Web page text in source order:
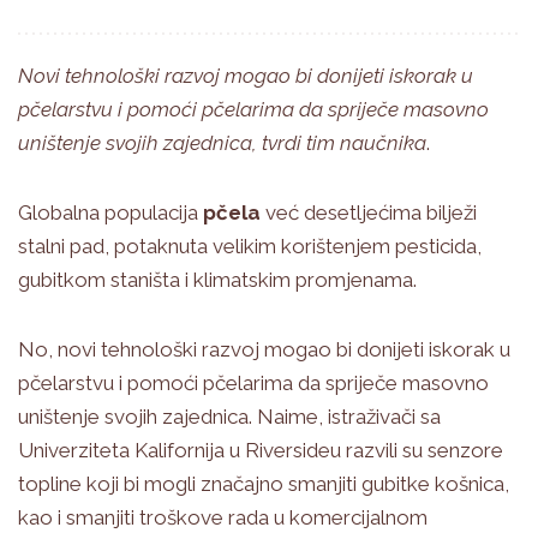
Novi tehnološki razvoj mogao bi donijeti iskorak u
pčelarstvu i pomoći pčelarima da spriječe masovno
uništenje svojih zajednica, tvrdi tim naučnika.
Globalna populacija pčela već desetljećima bilježi
stalni pad, potaknuta velikim korištenjem pesticida,
gubitkom staništa i klimatskim promjenama.
No, novi tehnološki razvoj mogao bi donijeti iskorak u
pčelarstvu i pomoći pčelarima da spriječe masovno
uništenje svojih zajednica. Naime, istraživači sa
Univerziteta Kalifornija u Riversideu razvili su senzore
topline koji bi mogli značajno smanjiti gubitke košnica,
kao i smanjiti troškove rada u komercijalnom